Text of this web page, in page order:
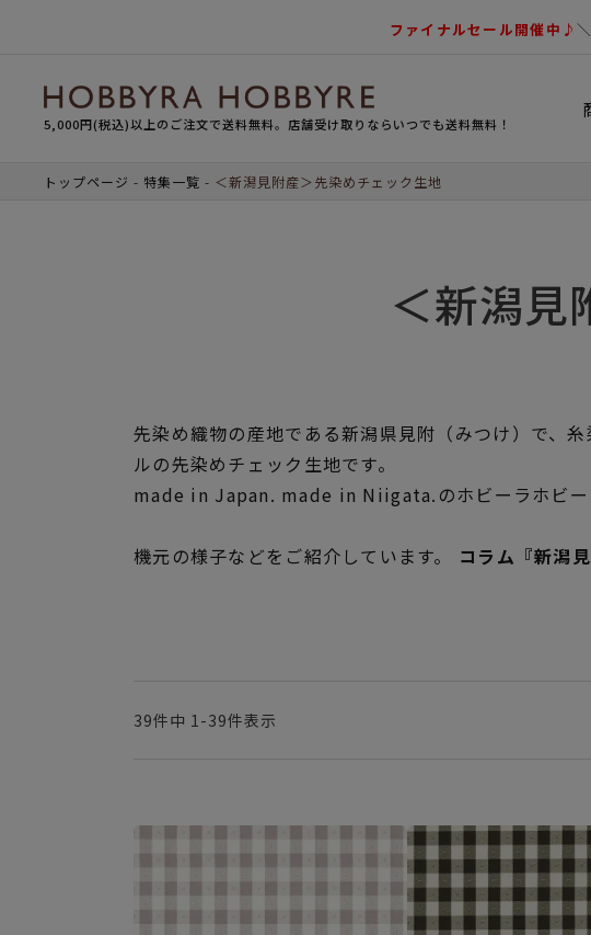
ファイナルセール開催中♪
5,000円(税込)以上のご注文で送料無料。店舗受け取りならいつでも送料無料！
トップページ 特集一覧 ＜新潟見附産＞先染めチェック生地
＜新潟見
先染め織物の産地である新潟県見附（みつけ）で、
ルの先染めチェック生地です。
made in Japan. made in Niigata.のホビーラホビー
機元の様子などをご紹介しています。 コラム『新潟
39件中 1 -39件表示